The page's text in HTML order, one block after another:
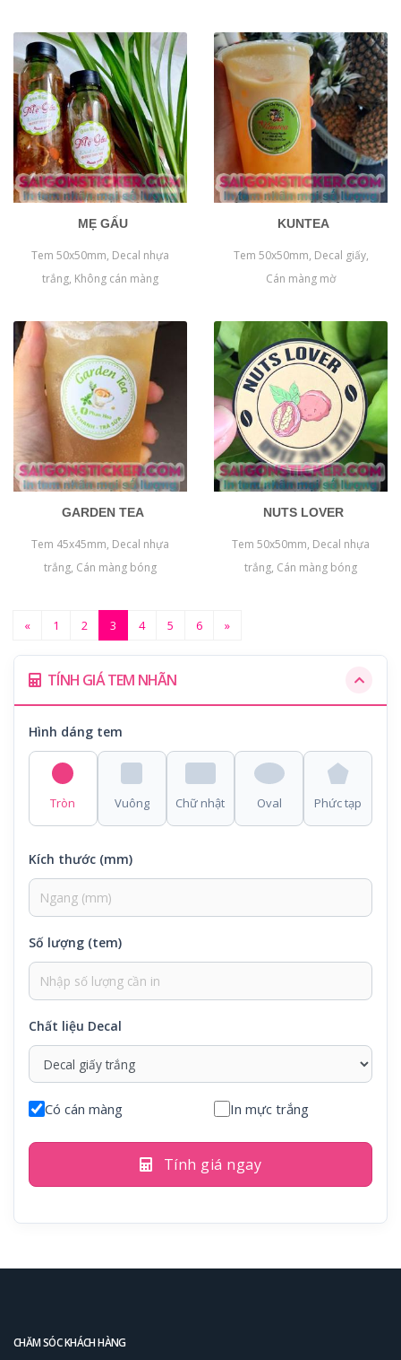
MẸ GẤU
Tem 50x50mm, Decal nhựa
trắng, Không cán màng
KUNTEA
Tem 50x50mm, Decal giấy,
Cán màng mờ
GARDEN TEA
Tem 45x45mm, Decal nhựa
trắng, Cán màng bóng
NUTS LOVER
Tem 50x50mm, Decal nhựa
trắng, Cán màng bóng
« 1 2 3 4 5 6 »
TÍNH GIÁ TEM NHÃN
Hình dáng tem
Tròn Vuông Chữ nhật Oval Phức tạp
Kích thước (mm)
Số lượng (tem)
Chất liệu Decal
Có cán màng In mực trắng
Tính giá ngay
CHĂM SÓC KHÁCH HÀNG